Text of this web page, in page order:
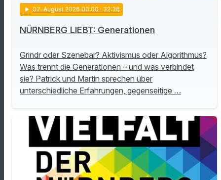
play_arrow 07. August 2026 00:00 · 32:36
NÜRNBERG LIEBT: Generationen
Grindr oder Szenebar? Aktivismus oder Algorithmus?
Was trennt die Generationen – und was verbindet
sie? Patrick und Martin sprechen über
unterschiedliche Erfahrungen, gegenseitige …